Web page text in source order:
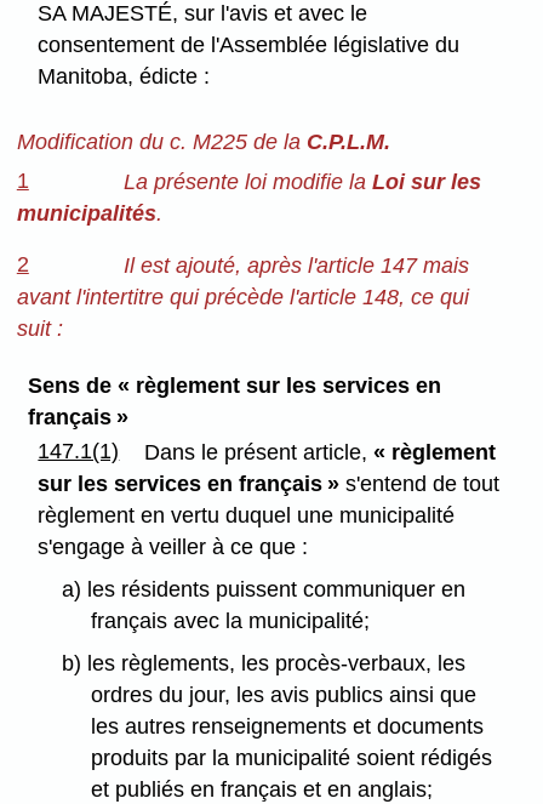
SA MAJESTÉ, sur l'avis et avec le
consentement de l'Assemblée législative du
Manitoba, édicte :
Modification du c. M225 de la C.P.L.M.
1
La présente loi modifie la Loi sur les
municipalités.
2
Il est ajouté, après l'article 147 mais
avant l'intertitre qui précède l'article 148, ce qui
suit :
Sens de « règlement sur les services en
français »
147.1(1)
Dans le présent article,« règlement
sur les services en français » s'entend de tout
règlement en vertu duquel une municipalité
s'engage à veiller à ce que :
a) les résidents puissent communiquer en
français avec la municipalité;
b) les règlements, les procès-verbaux, les
ordres du jour, les avis publics ainsi que
les autres renseignements et documents
produits par la municipalité soient rédigés
et publiés en français et en anglais;